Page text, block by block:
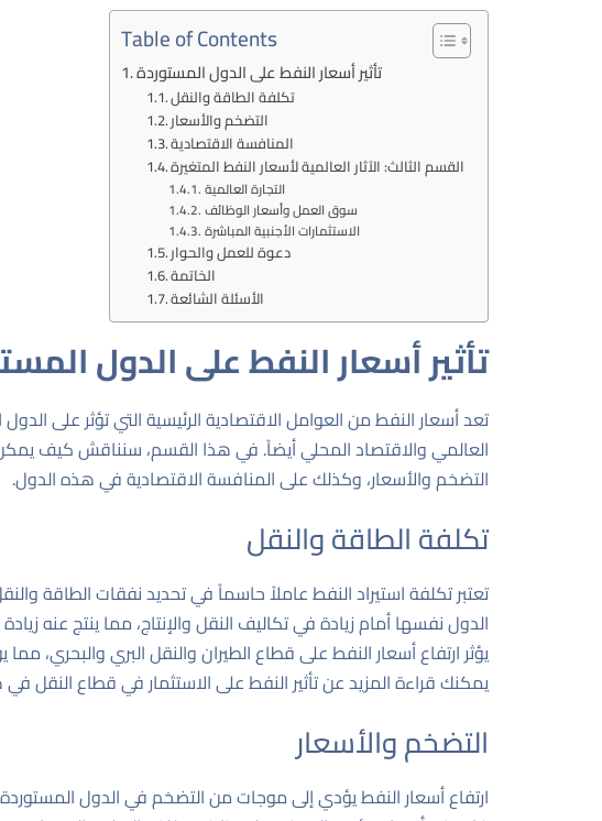
Table of Contents
تأثير أسعار النفط على الدول المستوردة
تكلفة الطاقة والنقل
التضخم والأسعار
المنافسة الاقتصادية
القسم الثالث: الآثار العالمية لأسعار النفط المتغيرة
التجارة العالمية
سوق العمل وأسعار الوظائف
الاستثمارات الأجنبية المباشرة
دعوة للعمل والحوار
الخاتمة
الأسئلة الشائعة
تأثير أسعار النفط على الدول
تعد أسعار النفط من العوامل الاقتصادية الرئيسية التي تؤثر على
العالمي والاقتصاد المحلي أيضاً. في هذا القسم، سنناقش كيف يمكن
التضخم والأسعار، وكذلك على المنافسة الاقتصادية في هذه الدول.
تكلفة الطاقة والنقل
تعتبر تكلفة استيراد النفط عاملاً حاسماً في تحديد نفقات الطاقة
الدول نفسها أمام زيادة في تكاليف النقل والإنتاج، مما ينتج عنه
يؤثر ارتفاع أسعار النفط على قطاع الطيران والنقل البري والبحري،
يمكنك قراءة المزيد عن تأثير النفط على الاستثمار في قطاع النقل
التضخم والأسعار
ارتفاع أسعار النفط يؤدي إلى موجات من التضخم في الدول